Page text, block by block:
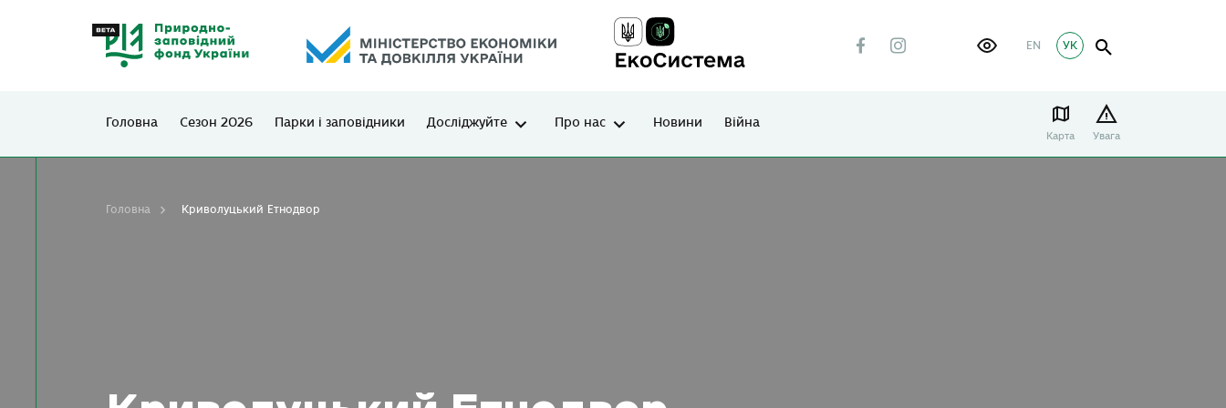
УК
EN
Головна Сезон 2026 Парки і заповідники Досліджуйте Про нас Новини Війна
Карта Увага
Головна Криволуцький Етнодвор